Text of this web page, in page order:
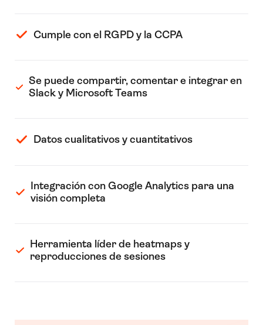
Cumple con el RGPD y la CCPA
Se puede compartir, comentar e integrar en
Slack y Microsoft Teams
Datos cualitativos y cuantitativos
Integración con Google Analytics para una
visión completa
Herramienta líder de heatmaps y
reproducciones de sesiones